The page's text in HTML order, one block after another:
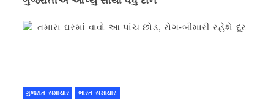
ગુજરાત સમાચાર ભારત સમાચાર